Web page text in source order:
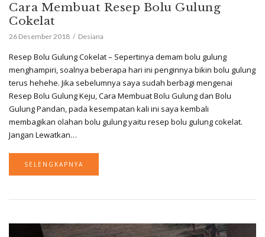
Cara Membuat Resep Bolu Gulung
Cokelat
26 Desember 2018 Desiana
Resep Bolu Gulung Cokelat – Sepertinya demam bolu gulung
menghampiri, soalnya beberapa hari ini penginnya bikin bolu gulung
terus hehehe. Jika sebelumnya saya sudah berbagi mengenai
Resep Bolu Gulung Keju, Cara Membuat Bolu Gulung dan Bolu
Gulung Pandan, pada kesempatan kali ini saya kembali
membagikan olahan bolu gulung yaitu resep bolu gulung cokelat.
Jangan Lewatkan…
SELENGKAPNYA